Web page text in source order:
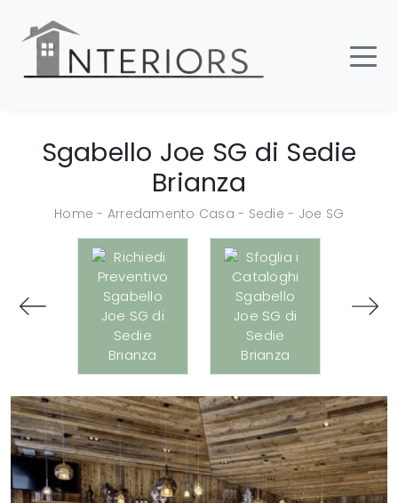
Sgabello Joe SG di Sedie
Brianza
Home - Arredamento Casa - Sedie - Joe SG